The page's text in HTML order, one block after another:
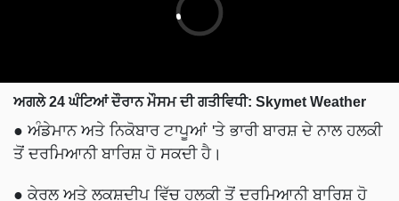
● ਅੰਡੇਮਾਨ ਅਤੇ ਨਿਕੋਬਾਰ ਟਾਪੂਆਂ 'ਤੇ ਭਾਰੀ ਬਾਰਸ਼ ਦੇ ਨਾਲ ਹਲਕੀ
ਤੋਂ ਦਰਮਿਆਨੀ ਬਾਰਿਸ਼ ਹੋ ਸਕਦੀ ਹੈ।
ਸਕਦੀ ਹੈ।